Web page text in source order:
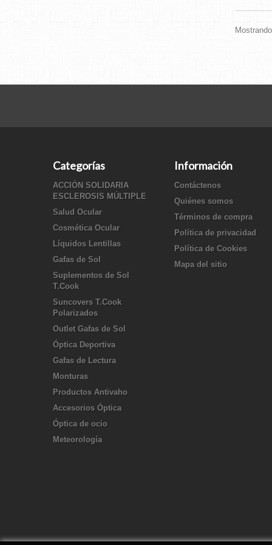
Categorías
ACCIÓN SOLIDARIA
ESCLEROSIS MÚLTIPLE
Salud Ocular
Cosmética Ocular
Líquidos Lentillas
Gafas de Sol
Suplementos de Sol
T.Cook
Suncovers T.Cook
Polarizados
Outlet Gafas de Sol
Óptica Deportiva
Gafas de Lectura
Monturas
Productos Antivaho
Accesorios Óptica
Óptica de ocio
Meteorología
Información
Contáctenos
Quiénes somos
Términos de compra
Política de privacidad
Política de Cookies
Mapa del sitio